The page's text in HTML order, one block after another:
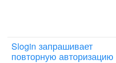
Slogin запрашивает
повторную авторизацию